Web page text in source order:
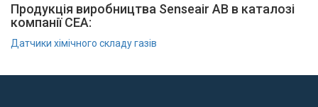
Продукція виробництва Senseair AB в каталозі
компанії СЕА:
Датчики хімічного складу газів